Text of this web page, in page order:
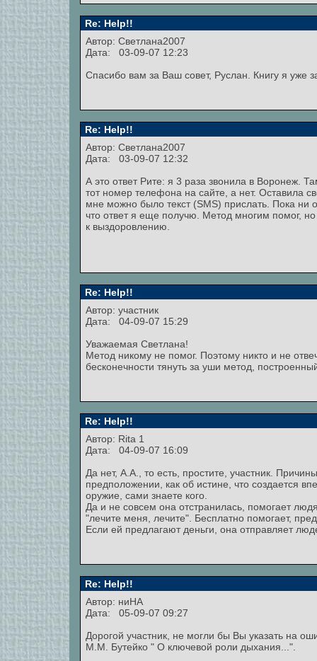
Re: Help!!
Автор: Светлана2007
Дата: 03-09-07 12:23
Спасибо вам за Ваш совет, Руслан. Книгу я уже
Re: Help!!
Автор: Светлана2007
Дата: 03-09-07 12:32
А это ответ Рите: я 3 раза звонила в Воронеж.
тот номер телефона на сайте, а нет. Оставила
мне можно было текст (SMS) прислать. Пока ни
что ответ я еще получю. Метод многим помог,
к выздоровлению.
Re: Help!!
Автор: участник
Дата: 04-09-07 15:29
Уважаемая Светлана!
Метод никому не помог. Поэтому никто и не
бесконечности тянуть за уши метод,
Re: Help!!
Автор: Rita 1
Дата: 04-09-07 16:09
Да нет, А.А., то есть, простите, участник.
предположении, как об истине, что создается
оружие, сами знаете кого.
Да и не совсем она отстранилась, помогает
"лечите меня, лечите". Бесплатно помогает,
Если ей предлагают деньги, она отправляет
Re: Help!!
Автор: ниНА
Дата: 05-09-07 09:27
Дорогой участник, не могли бы Вы указать на
М.М. Бутейко " О ключевой роли дыхания...".